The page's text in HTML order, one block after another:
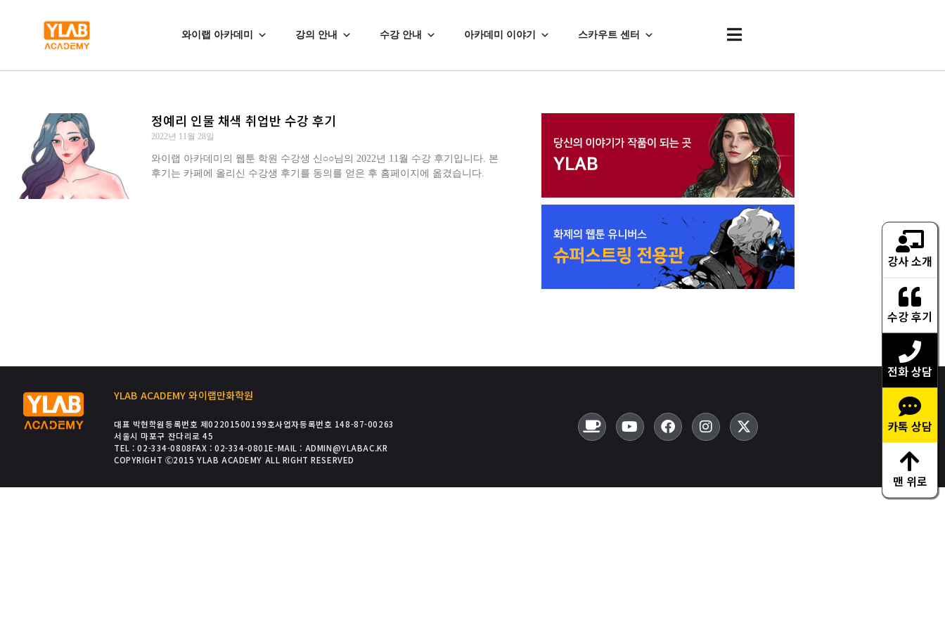
와이랩 아카데미 강의 안내 수강 안내 아카데미 이야기 스카우트 센터
정예리 인물 채색 취업반 수강 후기
2022년 11월 28일
와이랩 아카데미의 웹툰 학원 수강생 신○○님의 2022년 11월 수강 후기입니다. 본
후기는 카페에 올리신 수강생 후기를 동의를 얻은 후 홈페이지에 옮겼습니다.
YLAB ACADEMY 와이랩만화학원
대표 박현학원등록번호 제02201500199호사업자등록번호 148-87-00263
서울시 마포구 잔다리로 45
TEL : 02-334-0808FAX : 02-334-0801E-MAIL : ADMIN@YLABAC.KR
COPYRIGHT Ⓒ2015 YLAB ACADEMY ALL RIGHT RESERVED
강사 소개
수강 후기
전화 상담
카톡 상담
맨 위로